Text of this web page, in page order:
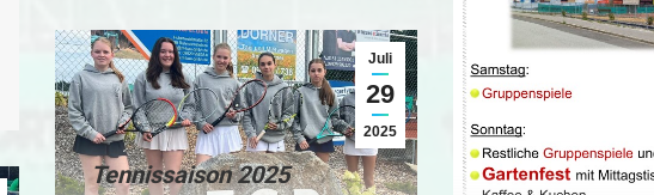
Juli
29
2025
Tennissaison 2025